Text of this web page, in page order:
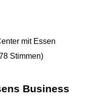
mit Essen
Stimmen)
Business